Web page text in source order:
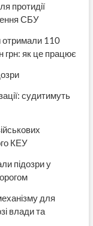
протидії
СБУ
110
грн: як це працює
судитимуть
КЕУ
підозри у
для
влади та